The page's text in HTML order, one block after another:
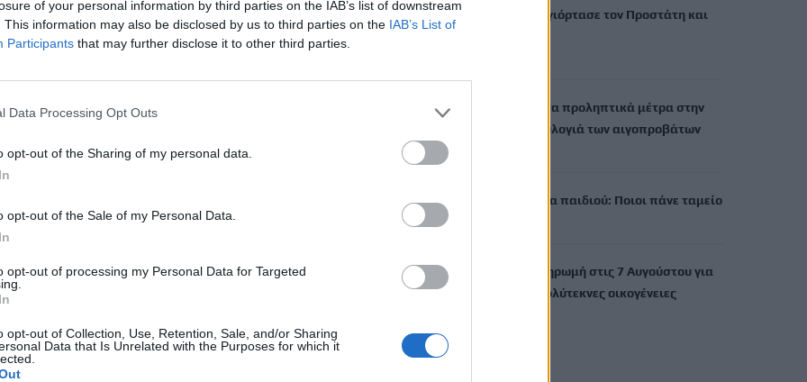
of your personal information by third parties on the IAB’s list of downstream
This information may also be disclosed by us to third parties on the IAB’s List of
Participants that may further disclose it to other third parties.
Data Processing Opt Outs
opt-out of the Sharing of my personal data.
opt-out of the Sale of my Personal Data.
opt-out of processing my Personal Data for Targeted
opt-out of Collection, Use, Retention, Sale, and/or Sharing
Data that Is Unrelated with the Purposes for which it
Newsroom 6 Μαρτίου, 2026
Μητσοτάκης: Εθνική προτεραιότητα η
στήριξη της ελληνικής γλώσσας
Το Αρκαλοχώρι γιόρτασε τον Προστάτη και
Παρατείνονται τα προληπτικά μέτρα στην
Κρήτη για την ευλογιά των αιγοπροβάτων
Έκτακτο επίδομα παιδιού: Ποιοι πάνε ταμείο
ΟΠΕΚΑ: Νέα πληρωμή στις 7 Αυγούστου για
τρίτεκνες και πολύτεκνες οικογένειες